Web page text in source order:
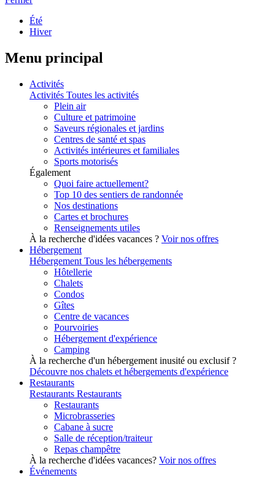
Été
Hiver
Menu principal
Activités
Activités Toutes les activités
Plein air
Culture et patrimoine
Saveurs régionales et jardins
Centres de santé et spas
Activités intérieures et familiales
Sports motorisés
Également
Quoi faire actuellement?
Top 10 des sentiers de randonnée
Nos destinations
Cartes et brochures
Renseignements utiles
À la recherche d'idées vacances ? Voir nos offres
Hébergement
Hébergement Tous les hébergements
Hôtellerie
Chalets
Condos
Gîtes
Centre de vacances
Pourvoiries
Hébergement d'expérience
Camping
À la recherche d'un hébergement inusité ou exclusif ?
Découvre nos chalets et hébergements d'expérience
Restaurants
Restaurants Restaurants
Restaurants
Microbrasseries
Cabane à sucre
Salle de réception/traiteur
Repas champêtre
À la recherche d'idées vacances? Voir nos offres
Événements